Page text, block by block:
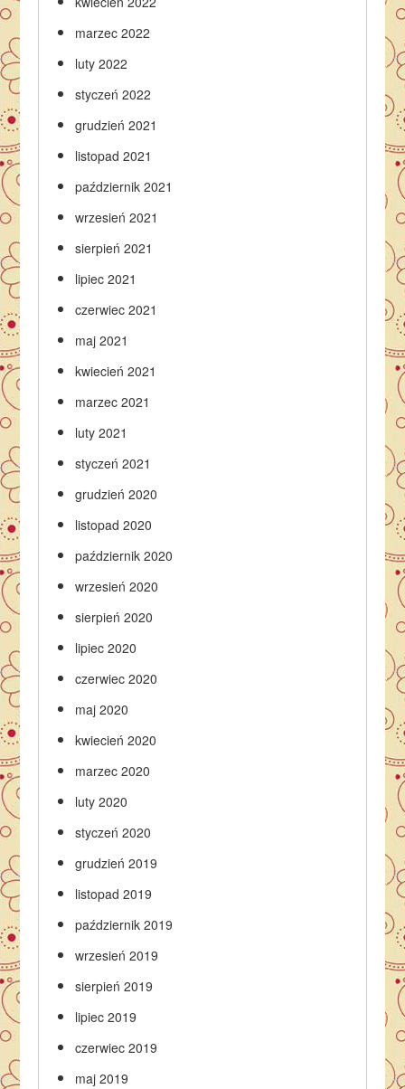
marzec 2022
luty 2022
styczeń 2022
grudzień 2021
listopad 2021
październik 2021
wrzesień 2021
sierpień 2021
lipiec 2021
czerwiec 2021
maj 2021
kwiecień 2021
marzec 2021
luty 2021
styczeń 2021
grudzień 2020
listopad 2020
październik 2020
wrzesień 2020
sierpień 2020
lipiec 2020
czerwiec 2020
maj 2020
kwiecień 2020
marzec 2020
luty 2020
styczeń 2020
grudzień 2019
listopad 2019
październik 2019
wrzesień 2019
sierpień 2019
lipiec 2019
czerwiec 2019
maj 2019